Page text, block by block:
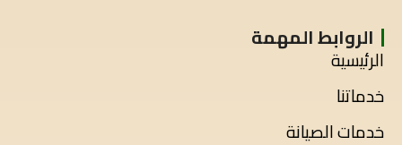
الروابط المهمة
الرئيسية
خدماتنا
خدمات الصيانة